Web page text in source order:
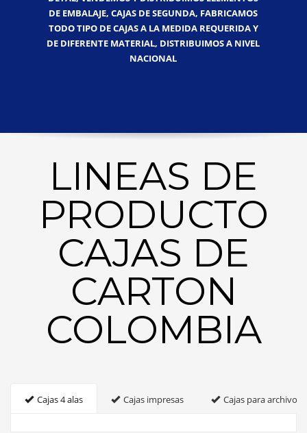
DE EMBALAJE, CAJAS DE SEGUNDA, FABRICAMOS
TODO TIPO DE CAJAS A LA MEDIDA REQUERIDA Y
DE DIFERENTE MATERIAL, DISTRIBUIMOS A NIVEL
NACIONAL
LINEAS DE
PRODUCTO
CAJAS DE
CARTON
COLOMBIA
Cajas 4 alas Cajas impresas Cajas para archivo